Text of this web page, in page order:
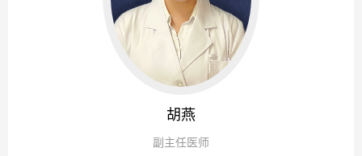
胡燕
副主任医师